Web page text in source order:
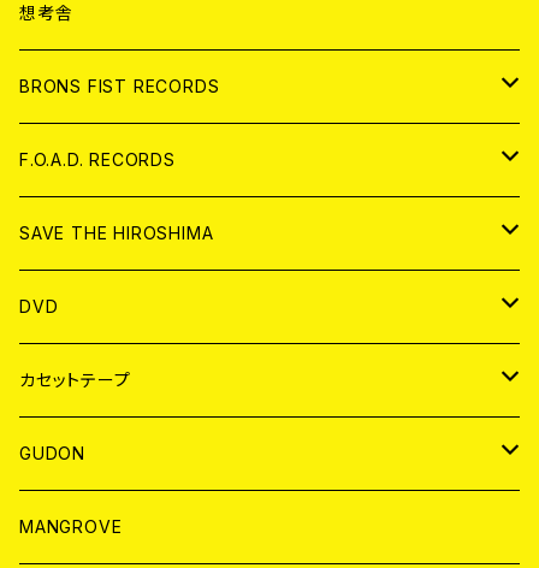
ANALOG
CD
アパレル
ANALOG
想考舎
BRONS FIST RECORDS
CD
ANALOG
F.O.A.D. RECORDS
CD
ANALOG
SAVE THE HIROSHIMA
アパレル
BADGE
DVD
JAPAN
WORLD
カセットテープ
JAPAN
WORLD
GUDON
アパレル
MANGROVE